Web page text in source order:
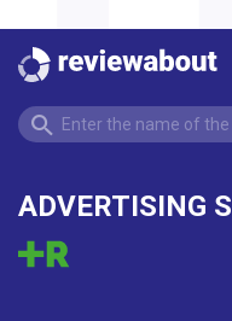
ADVERTISING